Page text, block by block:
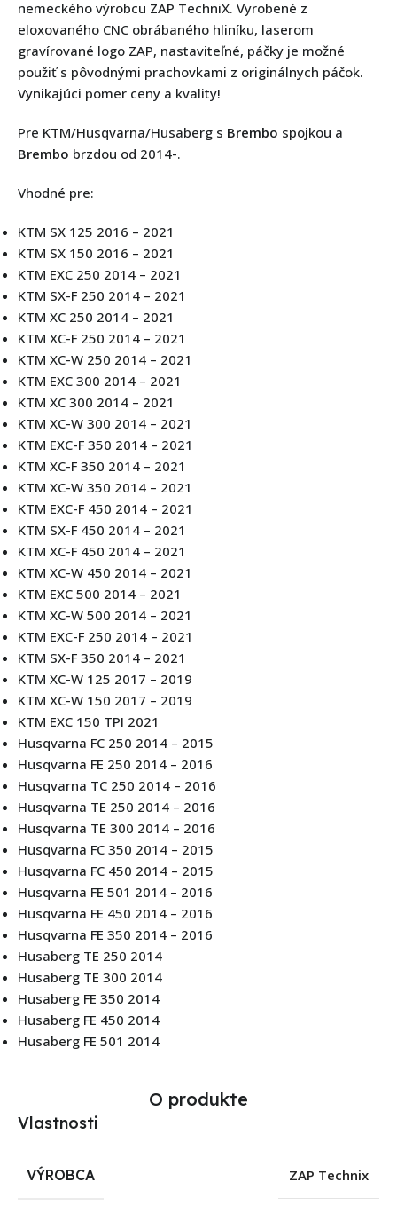
nemeckého výrobcu ZAP TechniX. Vyrobené z
eloxovaného CNC obrábaného hliníku, laserom
gravírované logo ZAP, nastaviteľné, páčky je možné
použiť s pôvodnými prachovkami z originálnych páčok.
Vynikajúci pomer ceny a kvality!
Pre KTM/Husqvarna/Husaberg s Brembo spojkou a
Brembo brzdou od 2014-.
Vhodné pre:
KTM SX 125 2016 – 2021
KTM SX 150 2016 – 2021
KTM EXC 250 2014 – 2021
KTM SX-F 250 2014 – 2021
KTM XC 250 2014 – 2021
KTM XC-F 250 2014 – 2021
KTM XC-W 250 2014 – 2021
KTM EXC 300 2014 – 2021
KTM XC 300 2014 – 2021
KTM XC-W 300 2014 – 2021
KTM EXC-F 350 2014 – 2021
KTM XC-F 350 2014 – 2021
KTM XC-W 350 2014 – 2021
KTM EXC-F 450 2014 – 2021
KTM SX-F 450 2014 – 2021
KTM XC-F 450 2014 – 2021
KTM XC-W 450 2014 – 2021
KTM EXC 500 2014 – 2021
KTM XC-W 500 2014 – 2021
KTM EXC-F 250 2014 – 2021
KTM SX-F 350 2014 – 2021
KTM XC-W 125 2017 – 2019
KTM XC-W 150 2017 – 2019
KTM EXC 150 TPI 2021
Husqvarna FC 250 2014 – 2015
Husqvarna FE 250 2014 – 2016
Husqvarna TC 250 2014 – 2016
Husqvarna TE 250 2014 – 2016
Husqvarna TE 300 2014 – 2016
Husqvarna FC 350 2014 – 2015
Husqvarna FC 450 2014 – 2015
Husqvarna FE 501 2014 – 2016
Husqvarna FE 450 2014 – 2016
Husqvarna FE 350 2014 – 2016
Husaberg TE 250 2014
Husaberg TE 300 2014
Husaberg FE 350 2014
Husaberg FE 450 2014
Husaberg FE 501 2014
O produkte
Vlastnosti
VÝROBCA ZAP Technix